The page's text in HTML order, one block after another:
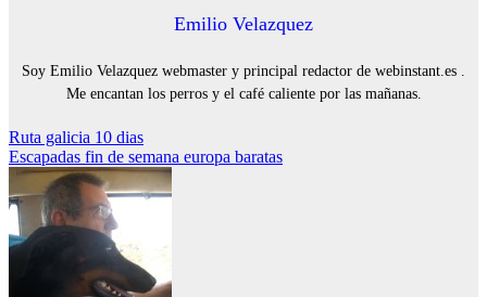
Emilio Velazquez
Soy Emilio Velazquez webmaster y principal redactor de webinstant.es .
Me encantan los perros y el café caliente por las mañanas.
Navegación
de
entradas
Ruta galicia 10 dias
Escapadas fin de semana europa baratas